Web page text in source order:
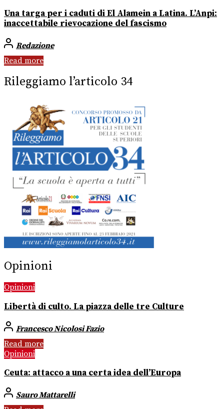
Una targa per i caduti di El Alamein a Latina. L’Anpi:
inaccettabile rievocazione del fascismo
Redazione
Read more
Rileggiamo l’articolo 34
Opinioni
Opinioni
Libertà di culto. La piazza delle tre Culture
Francesco Nicolosi Fazio
Read more
Opinioni
Ceuta: attacco a una certa idea dell’Europa
Sauro Mattarelli